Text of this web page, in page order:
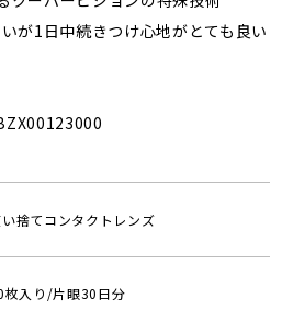
が1日中続きつけ心地がとても良い
捨てコンタクトレンズ
枚入り/片眼30日分